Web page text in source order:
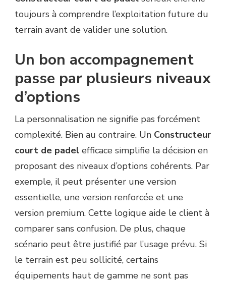
toujours à comprendre l’exploitation future du
terrain avant de valider une solution.
Un bon accompagnement
passe par plusieurs niveaux
d’options
La personnalisation ne signifie pas forcément
complexité. Bien au contraire. Un Constructeur
court de padel efficace simplifie la décision en
proposant des niveaux d’options cohérents. Par
exemple, il peut présenter une version
essentielle, une version renforcée et une
version premium. Cette logique aide le client à
comparer sans confusion. De plus, chaque
scénario peut être justifié par l’usage prévu. Si
le terrain est peu sollicité, certains
équipements haut de gamme ne sont pas